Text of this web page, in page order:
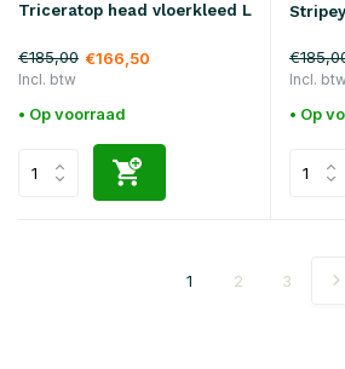
Triceratop head vloerkleed L
€185,00 €166,50
Incl. btw
• Op voorraad
Incl.
• Op
1 2 3